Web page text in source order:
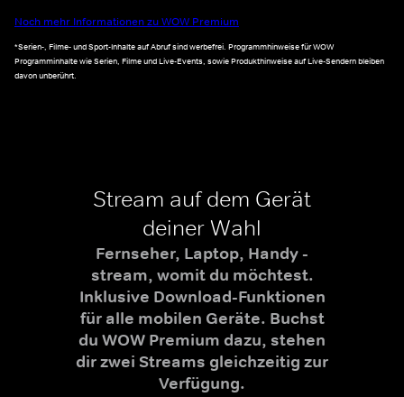
Noch mehr Informationen zu WOW Premium
*Serien-, Filme- und Sport-Inhalte auf Abruf sind werbefrei. Programmhinweise für WOW
Programminhalte wie Serien, Filme und Live-Events, sowie Produkthinweise auf Live-Sendern bleiben
davon unberührt.
Stream auf dem Gerät
deiner Wahl
Fernseher, Laptop, Handy -
stream, womit du möchtest.
Inklusive Download-Funktionen
für alle mobilen Geräte. Buchst
du WOW Premium dazu, stehen
dir zwei Streams gleichzeitig zur
Verfügung.